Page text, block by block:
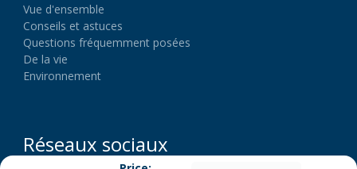
Vue d'ensemble
Conseils et astuces
Questions fréquemment posées
De la vie
Environnement
Réseaux sociaux